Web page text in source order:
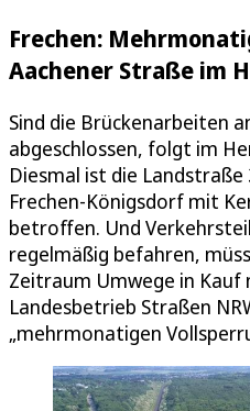
Frechen:
Aachener Straße im
Sind die Brückenarbeiten
abgeschlossen, folgt im
Diesmal ist die
Frechen-Königsdorf mit
betroffen. Und
regelmäßig befahren,
Zeitraum Umwege in Kauf
Landesbetrieb Straßen
„mehrmonatigen